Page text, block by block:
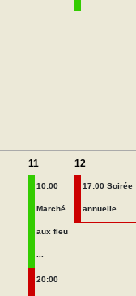
11
10:00
Marché
aux fleu
20:00
12
17:00 Soirée
annuelle ...